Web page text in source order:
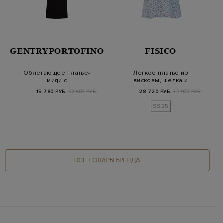
GENTRYPORTOFINO
Облегающее платье-
миди с
вырезом и завяз…
15 780 РУБ. 52 600 РУБ.
FISICO
Легкое платье из
вискозы, шелка и
28 720 РУБ. 35 900 РУБ.
SS25
ВСЕ ТОВАРЫ БРЕНДА